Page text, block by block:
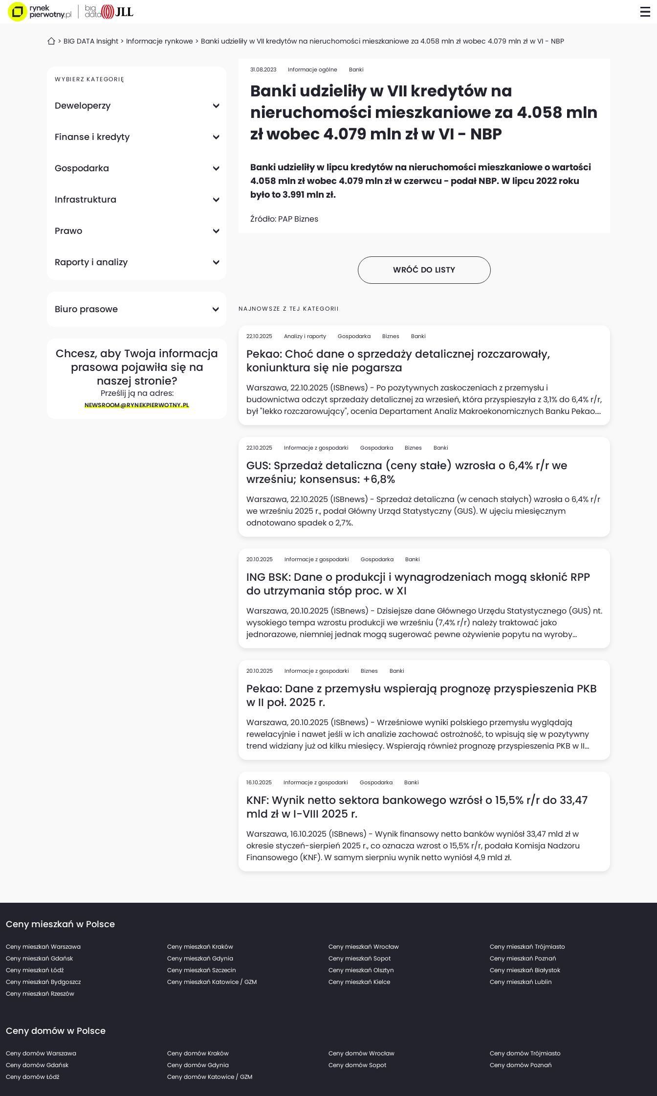
BIG DATA Insight Informacje rynkowe Banki udzieliły w VII kredytów na nieruchomości mieszkaniowe za 4.058 mln zł wobec 4.079 mln zł w VI - NBP
WYBIERZ KATEGORIĘ
Deweloperzy
Finanse i kredyty
Gospodarka
Infrastruktura
Prawo
Raporty i analizy
Biuro prasowe
Chcesz, aby Twoja informacja
prasowa pojawiła się na
naszej stronie?
Prześlij ją na adres:
NEWSROOM@​RYNEKPIERWOTNY.PL
31.08.2023 Informacje ogólne Banki
Banki udzieliły w VII kredytów na
nieruchomości mieszkaniowe za 4.058 mln
zł wobec 4.079 mln zł w VI - NBP
Banki udzieliły w lipcu kredytów na nieruchomości mieszkaniowe o wartości
4.058 mln zł wobec 4.079 mln zł w czerwcu - podał NBP. W lipcu 2022 roku
było to 3.991 mln zł.
Źródło: PAP Biznes
WRÓĆ DO LISTY
NAJNOWSZE Z TEJ KATEGORII
22.10.2025 Analizy i raporty Gospodarka Biznes Banki
Pekao: Choć dane o sprzedaży detalicznej rozczarowały,
koniunktura się nie pogarsza
Warszawa, 22.10.2025 (ISBnews) - Po pozytywnych zaskoczeniach z przemysłu i
budownictwa odczyt sprzedaży detalicznej za wrzesień, która przyspieszyła z 3,1% do 6,4% r/r,
był "lekko rozczarowujący", ocenia Departament Analiz Makroekonomicznych Banku Pekao.
Tym niemniej nie oznacza to pogorszenia koniunktury w sektorze, a "pozytywna opowieść" o
22.10.2025 Informacje z gospodarki Gospodarka Biznes Banki
GUS: Sprzedaż detaliczna (ceny stałe) wzrosła o 6,4% r/r we
wrześniu; konsensus: +6,8%
Warszawa, 22.10.2025 (ISBnews) - Sprzedaż detaliczna (w cenach stałych) wzrosła o 6,4% r/r
we wrześniu 2025 r., podał Główny Urząd Statystyczny (GUS). W ujęciu miesięcznym
odnotowano spadek o 2,7%.
20.10.2025 Informacje z gospodarki Gospodarka Banki
ING BSK: Dane o produkcji i wynagrodzeniach mogą skłonić RPP
do utrzymania stóp proc. w XI
Warszawa, 20.10.2025 (ISBnews) - Dzisiejsze dane Głównego Urzędu Statystycznego (GUS) nt.
wysokiego tempa wzrostu produkcji we wrześniu (7,4% r/r) należy traktować jako
jednorazowe, niemniej jednak mogą sugerować pewne ożywienie popytu na wyroby
polskiego przemysłu, oceniają Adam Antoniak, Leszek Kąsek i Michał Rubaszek z Biura Analiz
w przetwórstwie oraz podwyższony wzrost wynagrodzeń w tym sektorze to czynniki, które
mogą skłonić Radę Polityki Pieniężnej (RPP) do powstrzymania się przed kolejną obniżką
stóp procentowych w listopadzie.
20.10.2025 Informacje z gospodarki Biznes Banki
Pekao: Dane z przemysłu wspierają prognozę przyspieszenia PKB
w II poł. 2025 r.
Warszawa, 20.10.2025 (ISBnews) - Wrześniowe wyniki polskiego przemysłu wyglądają
rewelacyjnie i nawet jeśli w ich analizie zachować ostrożność, to wpisują się w pozytywny
trend widziany już od kilku miesięcy. Wspierają również prognozę przyspieszenia PKB w II
połowie tego roku, uważa Departament Analiz Makroekonomicznych Banku Pekao. Dzisiejsza
w jednym kwartale i zwiększa szanse, że PKB Polski wzrósł w III kwartale o 4% r/r.
16.10.2025 Informacje z gospodarki Gospodarka Banki
KNF: Wynik netto sektora bankowego wzrósł o 15,5% r/r do 33,47
mld zł w I-VIII 2025 r.
Warszawa, 16.10.2025 (ISBnews) - Wynik finansowy netto banków wyniósł 33,47 mld zł w
okresie styczeń-sierpień 2025 r., co oznacza wzrost o 15,5% r/r, podała Komisja Nadzoru
Finansowego (KNF). W samym sierpniu wynik netto wyniósł 4,9 mld zł.
Ceny mieszkań w Polsce
Ceny mieszkań Warszawa Ceny mieszkań Kraków Ceny mieszkań Wrocław
Ceny mieszkań Trójmiasto
Ceny mieszkań Gdańsk
Ceny mieszkań Gdynia Ceny mieszkań Sopot
Ceny mieszkań Poznań
Ceny mieszkań Łódź
Ceny mieszkań Szczecin Ceny mieszkań Olsztyn
Ceny mieszkań Białystok
Ceny mieszkań Bydgoszcz
Ceny mieszkań Katowice / GZM Ceny mieszkań Kielce
Ceny mieszkań Lublin
Ceny mieszkań Rzeszów
Ceny domów w Polsce
Ceny domów Warszawa Ceny domów Kraków Ceny domów Wrocław
Ceny domów Trójmiasto
Ceny domów Gdańsk
Ceny domów Gdynia Ceny domów Sopot
Ceny domów Poznań
Ceny domów Łódź
Ceny domów Katowice / GZM